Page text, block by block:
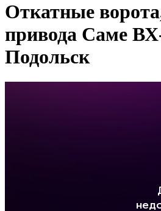
Откатные
привода Саме
Подольск